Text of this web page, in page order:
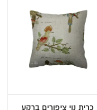
כרית נוי ציפורים ברקע